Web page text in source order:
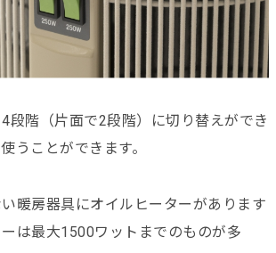
段階（片面で2段階）に切り替えができ
うことができます。
暖房器具にオイルヒーターがあります
は最大1500ワットまでのものが多